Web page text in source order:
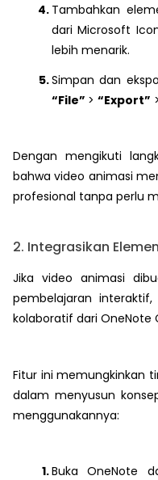
Tambahkan
dari Microsoft
lebih menarik.
Simpan dan
“File” > “Export”
Dengan mengikuti
bahwa video animasi
profesional tanpa perlu
2. Integrasikan
Jika video animasi
pembelajaran
kolaboratif dari OneNote
Fitur ini memungkinkan
dalam menyusun
menggunakannya:
Buka OneNote